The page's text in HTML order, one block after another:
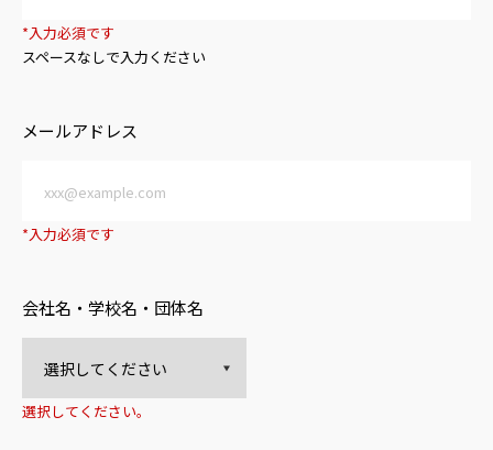
*入力必須です
スペースなしで入力ください
メールアドレス
*入力必須です
会社名・学校名・団体名
選択してください。